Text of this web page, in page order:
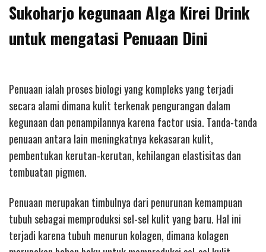
Sukoharjo kegunaan Alga Kirei Drink
untuk mengatasi Penuaan Dini
Penuaan ialah proses biologi yang kompleks yang terjadi
secara alami dimana kulit terkenak pengurangan dalam
kegunaan dan penampilannya karena factor usia. Tanda-tanda
penuaan antara lain meningkatnya kekasaran kulit,
pembentukan kerutan-kerutan, kehilangan elastisitas dan
tembuatan pigmen.
Penuaan merupakan timbulnya dari penurunan kemampuan
tubuh sebagai memproduksi sel-sel kulit yang baru. Hal ini
terjadi karena tubuh menurun kolagen, dimana kolagen